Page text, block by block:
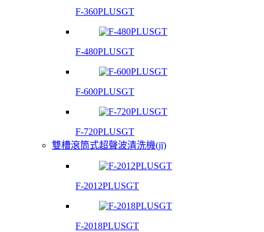
F-360PLUSGT
F-480PLUSGT
F-600PLUSGT
F-720PLUSGT
雙槽滾筒式超聲波清洗機(jī)
F-2012PLUSGT
F-2018PLUSGT